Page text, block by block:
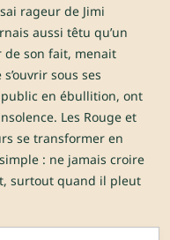
rageur de Jimi
aussi têtu qu’un
de son fait, menait
sous ses
en ébullition, ont
Les Rouge et
se transformer en
: ne jamais croire
surtout quand il pleut